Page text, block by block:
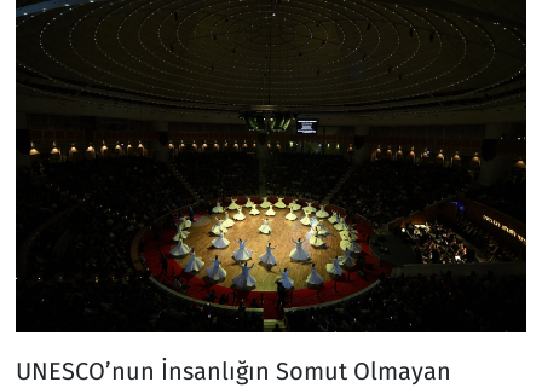
UNESCO’nun İnsanlığın Somut Olmayan